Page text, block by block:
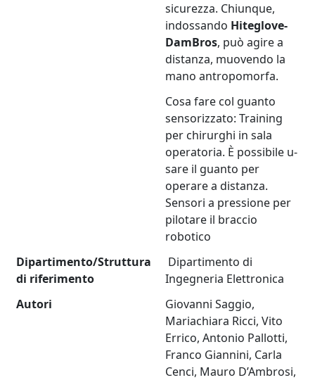
sicurezza. Chiunque,
indossando Hiteglove-
DamBros, può agire a
distanza, muovendo la
mano antropomorfa.
Cosa fare col guanto
sensorizzato: Training
per chirurghi in sala
operatoria. È possibile u­­­­
sare il guanto per
operare a distanza.
Sensori a pressione per
pilotare il braccio
robotico
Dipartimento/Struttura
di riferimento
Dipartimento di
Ingegneria Elettronica
Autori
Giovanni Saggio,
Mariachiara Ricci, Vito
Errico, Antonio Pallotti,
Franco Giannini, Carla
Cenci, Mauro D’Ambrosi,